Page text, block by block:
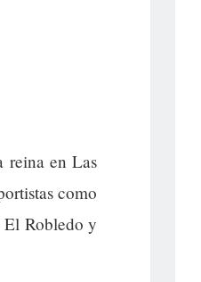
reina en Las
como
El Robledo y